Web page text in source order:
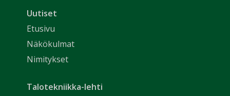
Uutiset
Etusivu
Näkökulmat
Nimitykset
Talotekniikka-lehti